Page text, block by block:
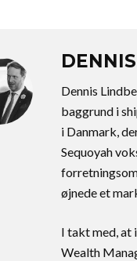
Dennis
baggrund i
i Danmark,
Sequoyah
øjnede et
I takt med, at
Wealth